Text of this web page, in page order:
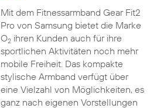
Mit dem Fitnessarmband Gear Fit2
Pro von Samsung bietet die Marke
O2ihren Kunden auch für ihre
sportlichen Aktivitäten noch mehr
mobile Freiheit. Das kompakte
stylische Armband verfügt über
eine Vielzahl von Möglichkeiten, es
ganz nach eigenen Vorstellungen